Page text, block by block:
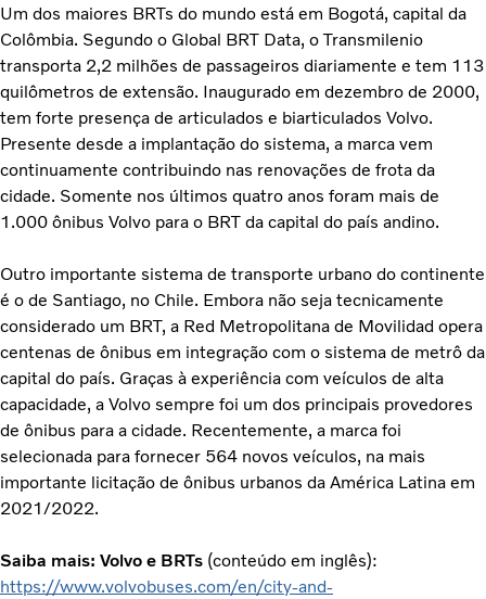
Um dos maiores BRTs do mundo está em Bogotá, capital da
Colômbia. Segundo o Global BRT Data, o Transmilenio
transporta 2,2 milhões de passageiros diariamente e tem 113
quilômetros de extensão. Inaugurado em dezembro de 2000,
tem forte presença de articulados e biarticulados Volvo.
Presente desde a implantação do sistema, a marca vem
continuamente contribuindo nas renovações de frota da
cidade. Somente nos últimos quatro anos foram mais de
1.000 ônibus Volvo para o BRT da capital do país andino.
Outro importante sistema de transporte urbano do continente
é o de Santiago, no Chile. Embora não seja tecnicamente
considerado um BRT, a Red Metropolitana de Movilidad opera
centenas de ônibus em integração com o sistema de metrô da
capital do país. Graças à experiência com veículos de alta
capacidade, a Volvo sempre foi um dos principais provedores
de ônibus para a cidade. Recentemente, a marca foi
selecionada para fornecer 564 novos veículos, na mais
importante licitação de ônibus urbanos da América Latina em
2021/2022.
Saiba mais: Volvo e BRTs (conteúdo em inglês):
https://www.volvobuses.com/en/city-and-